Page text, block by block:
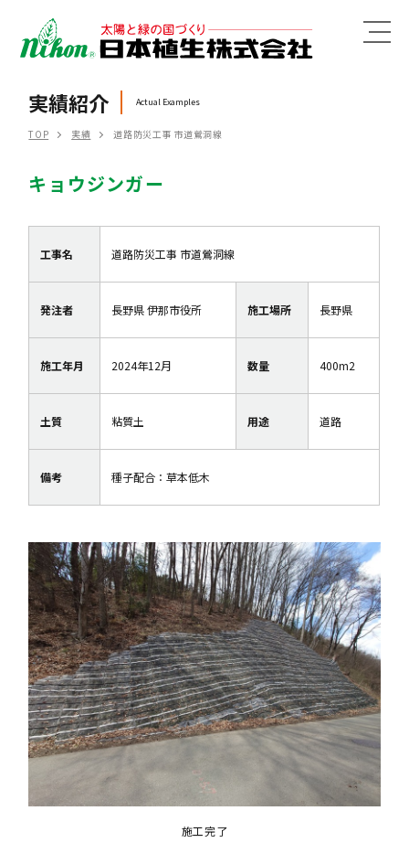
MENU
実績紹介 Actual Examples
TOP 実績 道路防災工事 市道鶯洞線
キョウジンガー
工事名 道路防災工事 市道鶯洞線
発注者 長野県 伊那市役所 施工場所 長野県
施工年月 2024年12月 数量 400m2
土質 粘質土 用途 道路
備考 種子配合：草本低木
施工完了